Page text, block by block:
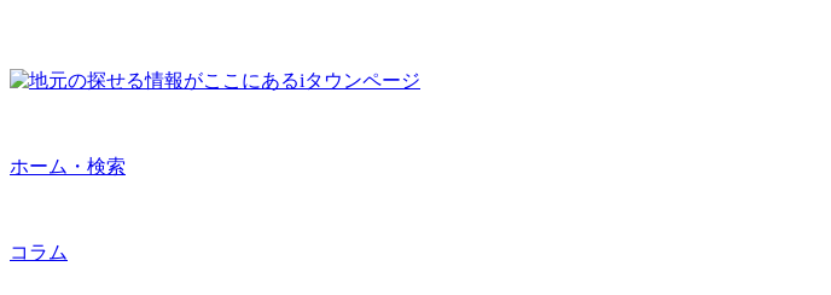
ホーム・検索
コラム